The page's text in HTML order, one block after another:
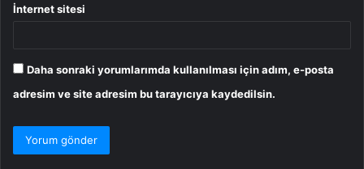
İnternet sitesi
Daha sonraki yorumlarımda kullanılması için adım, e-posta
adresim ve site adresim bu tarayıcıya kaydedilsin.